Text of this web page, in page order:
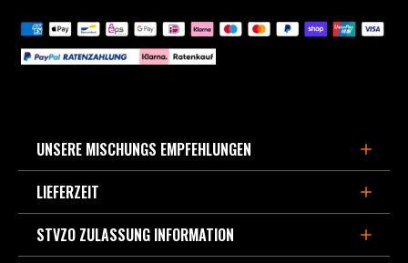
UNSERE MISCHUNGS EMPFEHLUNGEN
FÜR DEN SPORTLICHEN STRAßENEINSATZ,
BERGPÄSSE UND LEICHTE TRACKDAYS
- MX87ist die Weiterentwicklung des beliebten Straßen-
LIEFERZEIT
3-5 Werktage, wenn im Europa Zentrallager lagernd.
STVZO ZULASSUNG INFORMATION